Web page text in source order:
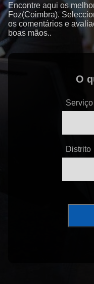
Encontre aqui os
Foz(Coimbra).
os comentários e
boas mãos..
O
Serviço
Distrito